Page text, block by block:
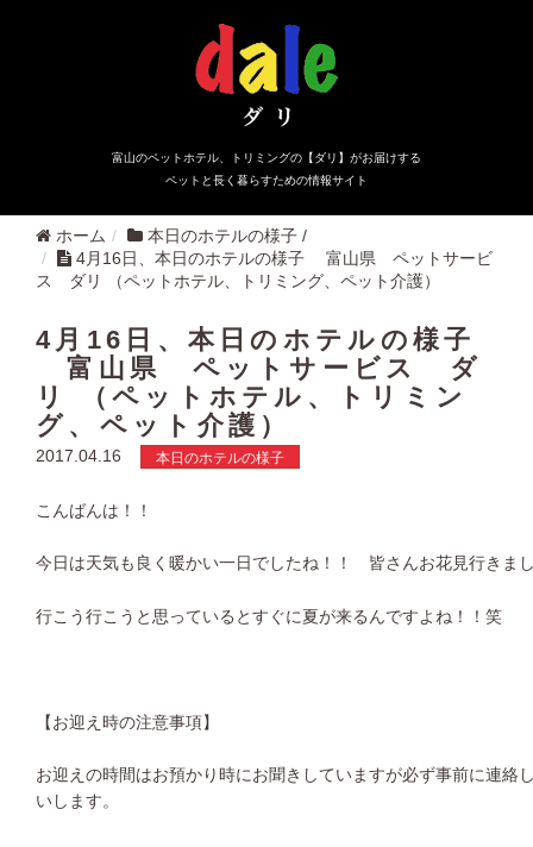
富山のペットホテル、トリミングの【ダリ】がお届けする
ペットと長く暮らすための情報サイト
ホーム 本日のホテルの様子 /
4月16日、本日のホテルの様子 富山県 ペットサービ
ス ダリ （ペットホテル、トリミング、ペット介護）
4月16日、本日のホテルの様子
富山県 ペットサービス ダ
リ （ペットホテル、トリミン
グ、ペット介護）
2017.04.16 本日のホテルの様子
こんばんは！！
今日は天気も良く暖かい一日でしたね！！ 皆さんお花見行きま
行こう行こうと思っているとすぐに夏が来るんですよね！！笑
【お迎え時の注意事項】
お迎えの時間はお預かり時にお聞きしていますが必ず事前に連絡
いします。